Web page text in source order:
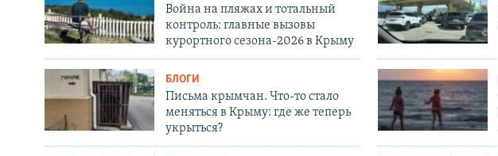
Война на пляжах и тотальный
контроль: главные вызовы
курортного сезона-2026 в Крыму
БЛОГИ
Письма крымчан. Что-то стало
меняться в Крыму: где же теперь
укрыться?